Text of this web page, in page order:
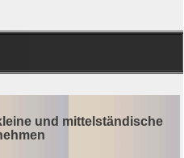
und mittelständische